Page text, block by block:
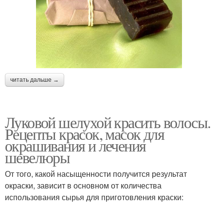
читать дальше →
Луковой шелухой красить волосы.
Рецепты красок, масок для
окрашивания и лечения
шевелюры
От того, какой насыщенности получится результат
окраски, зависит в основном от количества
использования сырья для приготовления краски: